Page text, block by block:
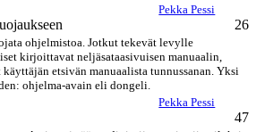
Pekka Pessi
26
ohjelmistoa. Jotkut tekevät levylle
kirjoittavat neljäsataasivuisen manuaalin,
etsivän manuaalista tunnussanan. Yksi
ohjelma-avain eli dongeli.
Pekka Pessi
47